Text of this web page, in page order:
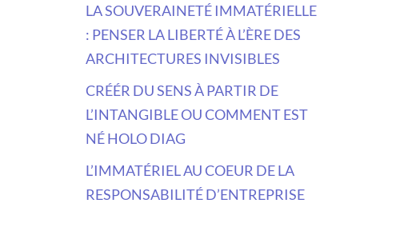
LA SOUVERAINETÉ IMMATÉRIELLE
: PENSER LA LIBERTÉ À L’ÈRE DES
ARCHITECTURES INVISIBLES
CRÉÉR DU SENS À PARTIR DE
L’INTANGIBLE OU COMMENT EST
NÉ HOLO DIAG
L’IMMATÉRIEL AU COEUR DE LA
RESPONSABILITÉ D’ENTREPRISE